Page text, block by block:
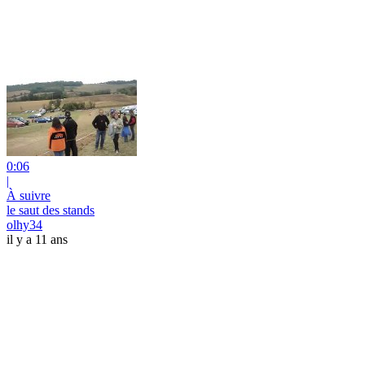
0:06
|
À suivre
le saut des stands
olhy34
il y a 11 ans